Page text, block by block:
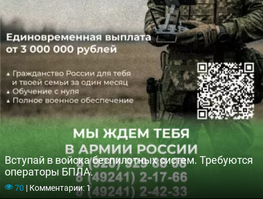
Вступай в войска беспилотных систем. Требуются
операторы БПЛА.
70 |Комментарии: 1